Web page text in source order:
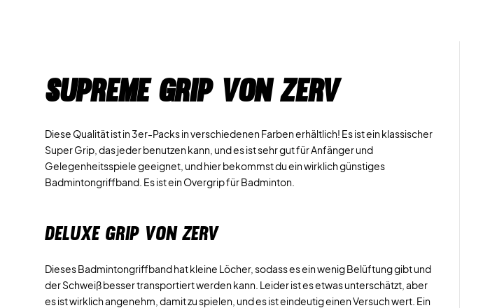
Supreme Grip von ZERV
Diese Qualität ist in 3er-Packs in verschiedenen Farben erhältlich! Es ist ein klassischer
Super Grip, das jeder benutzen kann, und es ist sehr gut für Anfänger und
Gelegenheitsspiele geeignet, und hier bekommst du ein wirklich günstiges
Badmintongriffband. Es ist ein Overgrip für Badminton.
DELUXE GRIP VON ZERV
Dieses Badmintongriffband hat kleine Löcher, sodass es ein wenig Belüftung gibt und
der Schweiß besser transportiert werden kann. Leider ist es etwas unterschätzt, aber
es ist wirklich angenehm, damit zu spielen, und es ist eindeutig einen Versuch wert. Ein